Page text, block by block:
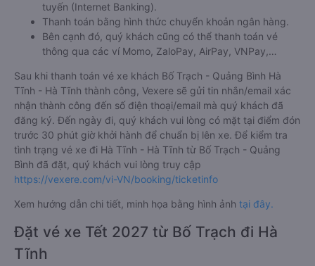
tuyến (Internet Banking).
Thanh toán bằng hình thức chuyển khoản ngân hàng.
Bên cạnh đó, quý khách cũng có thể thanh toán vé
thông qua các ví Momo, ZaloPay, AirPay, VNPay,…
Sau khi thanh toán vé xe khách Bố Trạch - Quảng Bình Hà
Tĩnh - Hà Tĩnh thành công, Vexere sẽ gửi tin nhắn/email xác
nhận thành công đến số điện thoại/email mà quý khách đã
đăng ký. Đến ngày đi, quý khách vui lòng có mặt tại điểm đón
trước 30 phút giờ khởi hành để chuẩn bị lên xe. Để kiểm tra
tình trạng vé xe đi Hà Tĩnh - Hà Tĩnh từ Bố Trạch - Quảng
Bình đã đặt, quý khách vui lòng truy cập
https://vexere.com/vi-VN/booking/ticketinfo
Xem hướng dẫn chi tiết, minh họa bằng hình ảnh tại đây.
Đặt vé xe Tết 2027 từ Bố Trạch đi Hà
Tĩnh